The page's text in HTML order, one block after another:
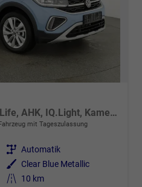
1.0 TSI 85 kW Life DSG Life, AHK, IQ.Light, Kamera, ACC, Side, Winter, 17-Zoll
mit Tageszulassung
Getriebe Automatik
Außenfarbe Clear Blue Metallic
Kilometerstand
10 km